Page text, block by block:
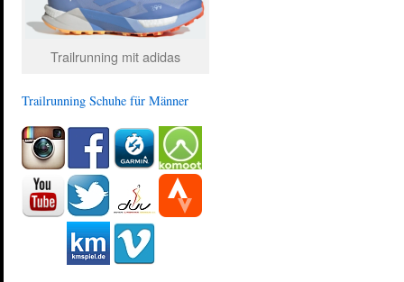
Trailrunning mit adidas
Trailrunning Schuhe für Männer